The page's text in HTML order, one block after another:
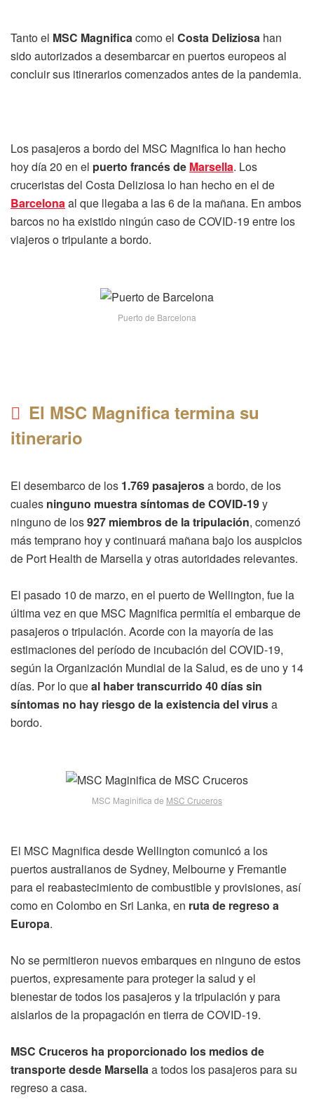
Tanto el MSC Magnificacomo el Costa Deliziosa han
sido autorizados a desembarcar en puertos europeos al
concluir sus itinerarios comenzados antes de la pandemia.
Los pasajeros a bordo del MSC Magnifica lo han hecho
hoy día 20 en el puerto francés de Marsella. Los
cruceristas del Costa Deliziosa lo han hecho en el de
Barcelonaal que llegaba a las 6 de la mañana. En ambos
barcos no ha existido ningún caso de COVID-19 entre los
viajeros o tripulante a bordo.
Puerto de Barcelona
El MSC Magnifica termina su
itinerario
El desembarco de los 1.769 pasajerosa bordo, de los
cuales ninguno muestra síntomas de COVID-19y
ninguno de los927 miembros de la tripulación, comenzó
más temprano hoy y continuará mañana bajo los auspicios
de Port Health de Marsella y otras autoridades relevantes.
El pasado 10 de marzo, en el puerto de Wellington, fue la
última vez en que MSC Magnifica permitía el embarque de
pasajeros o tripulación. Acorde con la mayoría de las
estimaciones del período de incubación del COVID-19,
según la Organización Mundial de la Salud, es de uno y 14
días. Por lo queal haber transcurrido 40 días sin
síntomas no hay riesgo de la existencia del virusa
bordo.
MSC Maginifica de MSC Cruceros
El MSC Magnifica desde Wellington comunicó a los
puertos australianos de Sydney, Melbourne y Fremantle
para el reabastecimiento de combustible y provisiones, así
como en Colombo en Sri Lanka, en ruta de regreso a
Europa.
No se permitieron nuevos embarques en ninguno de estos
puertos, expresamente para proteger la salud y el
bienestar de todos los pasajeros y la tripulación y para
aislarlos de la propagación en tierra de COVID-19.
MSC Cruceros ha proporcionado los medios de
transporte desde Marsella a todos los pasajeros para su
regreso a casa.